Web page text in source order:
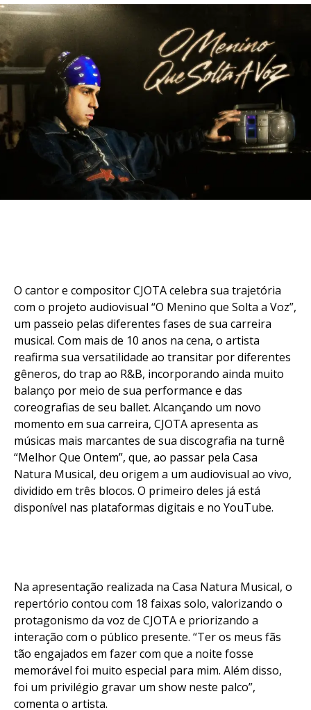
O cantor e compositor CJOTA celebra sua trajetória
com o projeto audiovisual “O Menino que Solta a Voz”,
um passeio pelas diferentes fases de sua carreira
musical. Com mais de 10 anos na cena, o artista
reafirma sua versatilidade ao transitar por diferentes
gêneros, do trap ao R&B, incorporando ainda muito
balanço por meio de sua performance e das
coreografias de seu ballet. Alcançando um novo
momento em sua carreira, CJOTA apresenta as
músicas mais marcantes de sua discografia na turnê
“Melhor Que Ontem”, que, ao passar pela Casa
Natura Musical, deu origem a um audiovisual ao vivo,
dividido em três blocos. O primeiro deles já está
disponível nas plataformas digitais e no YouTube.
Na apresentação realizada na Casa Natura Musical, o
repertório contou com 18 faixas solo, valorizando o
protagonismo da voz de CJOTA e priorizando a
interação com o público presente. “Ter os meus fãs
tão engajados em fazer com que a noite fosse
memorável foi muito especial para mim. Além disso,
foi um privilégio gravar um show neste palco”,
comenta o artista.